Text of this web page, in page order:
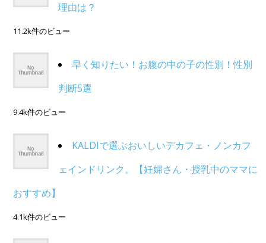
理由は？
11.2k件のビュー
早く知りたい！お腹の中の子の性別！性別
判断5選
9.4k件のビュー
KALDIで選ぶおいしいデカフェ・ノンカフ
ェインドリンク。【妊婦さん・授乳中のママに
おすすめ】
4.1k件のビュー